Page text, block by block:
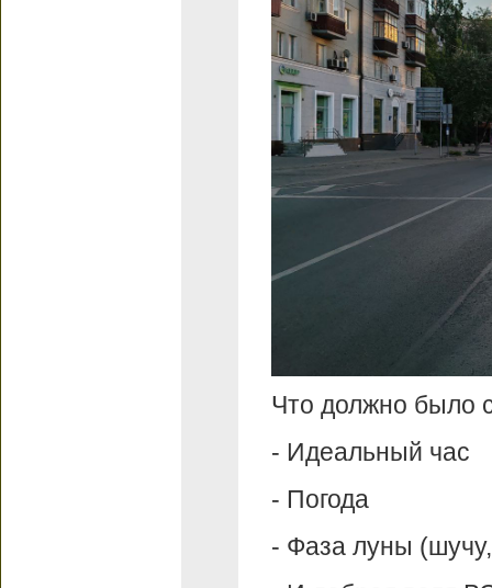
Что должно было
- Идеальный час
- Погода
- Фаза луны